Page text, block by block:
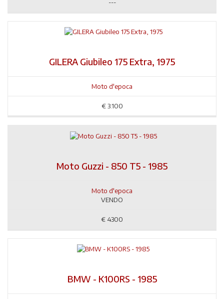
---
GILERA Giubileo 175 Extra, 1975
Moto d'epoca
€ 3.100
Moto Guzzi - 850 T5 - 1985
Moto d'epoca
VENDO
€ 4300
BMW - K100RS - 1985